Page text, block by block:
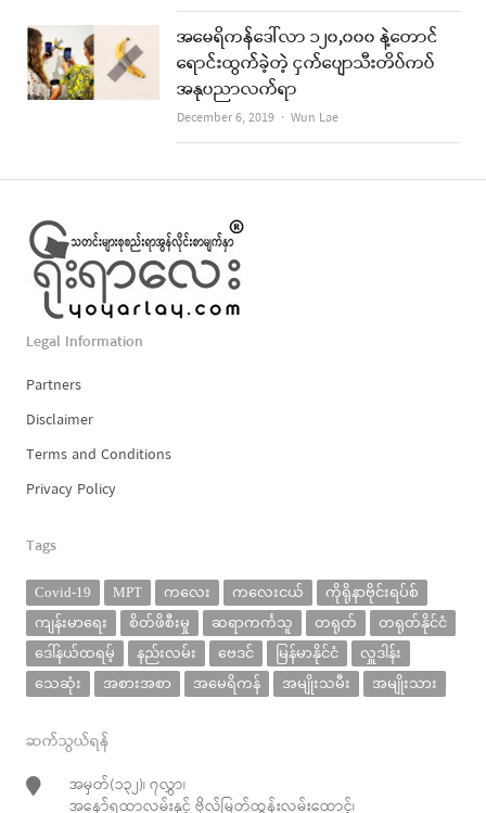
အမေရိကန်ဒေါ်လာ ၁၂၀,၀၀၀ နဲ့တောင်
ရောင်းထွက်ခဲ့တဲ့ ငှက်ပျောသီးတိပ်ကပ်
အနုပညာလက်ရာ
December 6, 2019 Author
Wun Lae
Legal Information
Partners
Disclaimer
Terms and Conditions
Privacy Policy
Tags
Covid-19 MPT ကလေး ကလေးငယ်
ကိုရိုနာဗိုင်းရပ်စ်
ကျန်းမာရေး
စိတ်ဖိစီးမှု ဆရာကင်္ကသူ တရုတ်
တရုတ်နိုင်ငံ
ဒေါ်နယ်ထရမ့်
နည်းလမ်း ဗေဒင် မြန်မာနိုင်ငံ
လှူဒါန်း
သေဆုံး
အစားအစာ အမေရိကန် အမျိုးသမီး အမျိုးသား
ဆက်သွယ်ရန်
အမှတ်(၁၃၂)၊ ၇လွှာ၊
အနော်ရထာလမ်းနှင့် ဗိုလ်မြတ်ထွန်းလမ်းထောင့်၊